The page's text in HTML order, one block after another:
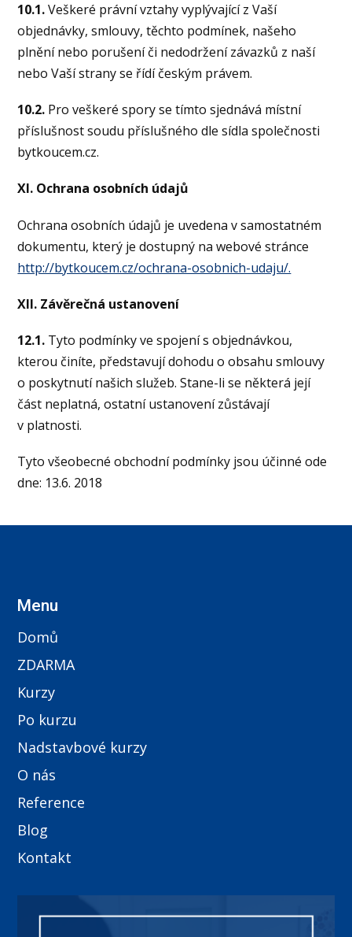
10.1.Veškeré právní vztahy vyplývající z Vaší
objednávky, smlouvy, těchto podmínek, našeho
plnění nebo porušení či nedodržení závazků z naší
nebo Vaší strany se řídí českým právem.
10.2. Pro veškeré spory se tímto sjednává místní
příslušnost soudu příslušného dle sídla společnosti
bytkoucem.cz.
XI. Ochrana osobních údajů
Ochrana osobních údajů je uvedena v samostatném
dokumentu, který je dostupný na webové stránce
http://bytkoucem.cz/ochrana-osobnich-udaju/.
XII. Závěrečná ustanovení
12.1. Tyto podmínky ve spojení s objednávkou,
kterou činíte, představují dohodu o obsahu smlouvy
o poskytnutí našich služeb. Stane-li se některá její
část neplatná, ostatní ustanovení zůstávají
v platnosti.
Tyto všeobecné obchodní podmínky jsou účinné ode
dne: 13.6. 2018
Menu
Domů
ZDARMA
Kurzy
Po kurzu
Nadstavbové kurzy
O nás
Reference
Blog
Kontakt